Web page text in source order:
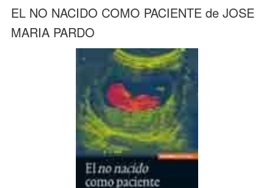
EL NO NACIDO COMO PACIENTE de JOSE
MARIA PARDO